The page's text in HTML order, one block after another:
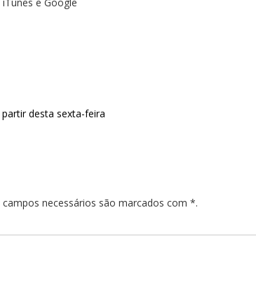
desta sexta-feira
necessários são marcados com *.